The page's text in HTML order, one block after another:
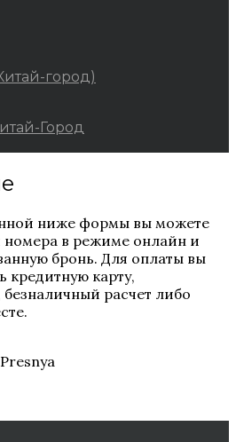
город)
Город
ниже формы вы можете
номера в режиме онлайн и
бронь. Для оплаты вы
кредитную карту,
расчет либо